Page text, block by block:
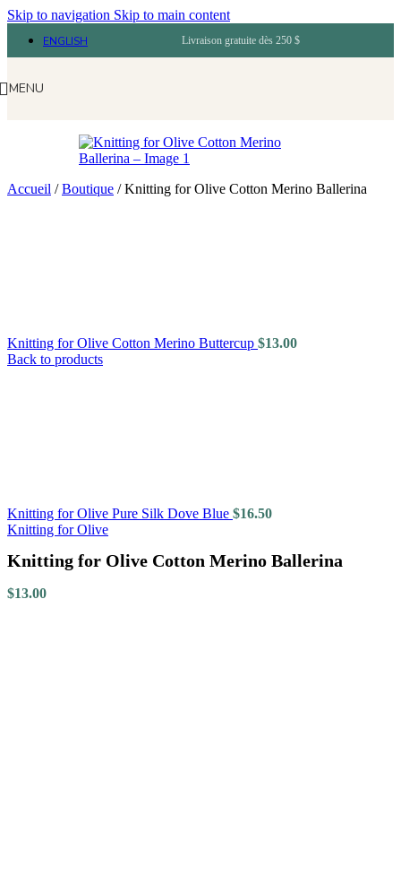
Skip to navigation Skip to main content
ENGLISH Livraison gratuite dès 250 $
MENU
Accueil /Boutique /Knitting for Olive Cotton Merino Ballerina
Knitting for Olive Cotton Merino Buttercup $13.00
Back to products
Knitting for Olive Pure Silk Dove Blue $16.50
Knitting for Olive
Knitting for Olive Cotton Merino Ballerina
$13.00